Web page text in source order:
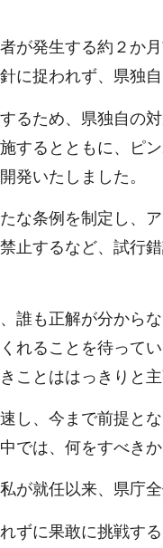
が発生する約２か
に捉われず、県独
るため、県独自の
するとともに、ピ
発いたしました。
な条例を制定し、
止するなど、試行
誰も正解が分から
れることを待って
ことははっきりと
し、今まで前提と
では、何をすべき
が就任以来、県庁
ずに果敢に挑戦する